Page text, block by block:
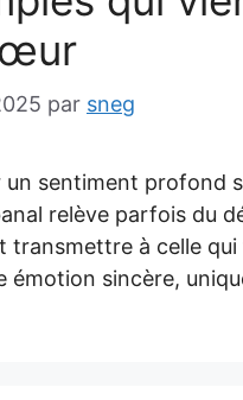
par sneg
un sentiment profond
relève parfois du
transmettre à celle
émotion sincère,